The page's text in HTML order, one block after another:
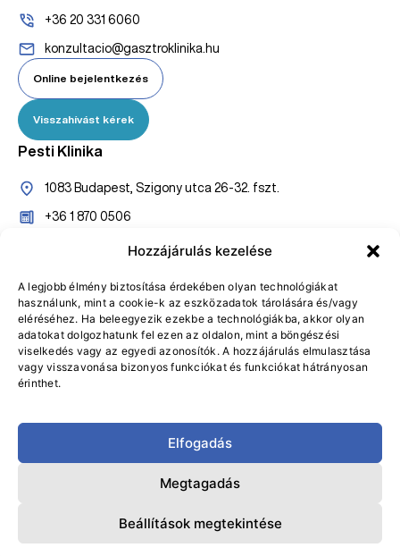
Hozzájárulás kezelése
A legjobb élmény biztosítása érdekében olyan technológiákat
használunk, mint a cookie-k az eszközadatok tárolására és/vagy
eléréséhez. Ha beleegyezik ezekbe a technológiákba, akkor olyan
adatokat dolgozhatunk fel ezen az oldalon, mint a böngészési
viselkedés vagy az egyedi azonosítók. A hozzájárulás elmulasztása
vagy visszavonása bizonyos funkciókat és funkciókat hátrányosan
érinthet.
Elfogadás
Megtagadás
Beállítások megtekintése
+36 20 331 6060
konzultacio@gasztroklinika.hu
Online bejelentkezés
Visszahívást kérek
Pesti Klinika
1083 Budapest, Szigony utca 26-32. fszt.
+36 1 870 0506
+36 20 527 7005
Online bejelentkezés
Visszahívást kérek
Adatvédelmi Tájékoztató
Általános Szerződési Feltételek
© GASZTROKLINIKA 2024 – Minden jog fenntartva.